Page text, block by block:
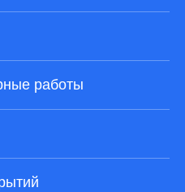
работы